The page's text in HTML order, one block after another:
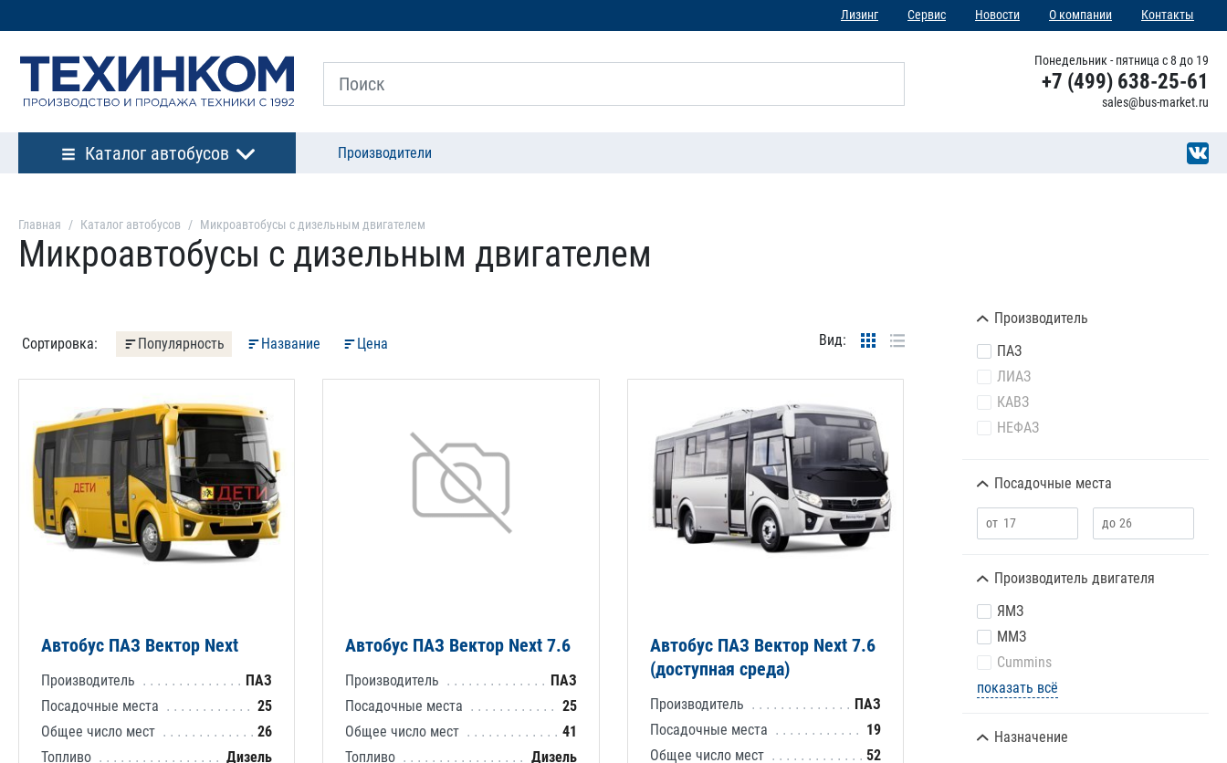
Лизинг Сервис Новости О компании Контакты
Понедельник - пятница с 8 до 19
+7 (499) 638-25-61
sales@bus-market.ru
Каталог автобусов Производители
Главная Каталог автобусов Микроавтобусы с дизельным двигателем
Микроавтобусы с дизельным двигателем
Производитель
ПАЗ
ЛИАЗ
КАВЗ
НЕФАЗ
Посадочные места
Производитель двигателя
ЯМЗ
ММЗ
Cummins
показать всё
Назначение
Сортировка: Популярность Название Цена Вид:
Автобус ПАЗ Вектор Next
Производитель
ПАЗ
Посадочные места
25
Общее число мест
26
Топливо
Дизель
Автобус ПАЗ Вектор Next 7.6
Производитель
ПАЗ
Посадочные места
25
Общее число мест
41
Топливо
Дизель
Автобус ПАЗ Вектор Next 7.6
(доступная среда)
Производитель
ПАЗ
Посадочные места
19
Общее число мест
52